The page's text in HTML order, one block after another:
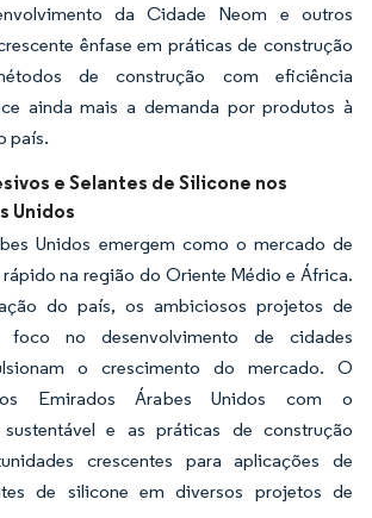
da Cidade Neom e outros
ênfase em práticas de construção
de construção com eficiência
ainda mais a demanda por produtos à
país.
e Selantes de Silicone nos
Unidos
Unidos emergem como o mercado de
na região do Oriente Médio e África.
do país, os ambiciosos projetos de
no desenvolvimento de cidades
o crescimento do mercado. O
Emirados Árabes Unidos com o
sustentável e as práticas de construção
crescentes para aplicações de
de silicone em diversos projetos de